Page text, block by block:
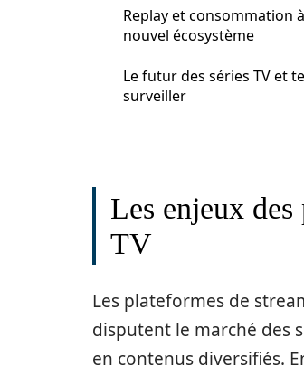
Replay et consommation
nouvel écosystème
Le futur des séries TV et
surveiller
Les enjeux des
TV
Les plateformes de
disputent le marché des
en contenus diversifiés.